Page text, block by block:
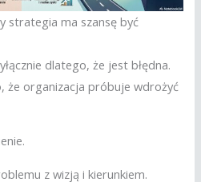
strategia ma szansę być
dlatego, że jest błędna.
że organizacja próbuje wdrożyć
z wizją i kierunkiem.